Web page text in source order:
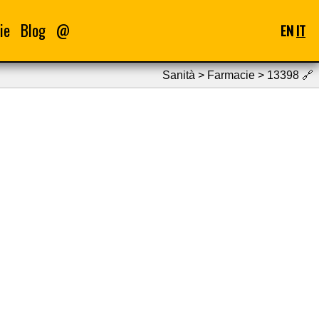
Blog @ ENIT
Sanità > Farmacie > 13398 🔗